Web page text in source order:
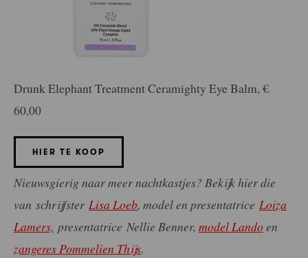
Drunk Elephant Treatment Ceramighty Eye Balm, €
60,00
HIER TE KOOP
Nieuwsgierig naar meer nachtkastjes? Bekijk hier die
van schrijfster Lisa Loeb, model en presentatrice Loiza
Lamers, presentatrice Nellie Benner, model Landoen
zangeres Pommelien Thijs.